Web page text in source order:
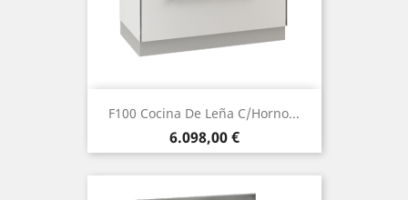
F100 Cocina De Leña C/Horno...
Precio
6.098,00 €